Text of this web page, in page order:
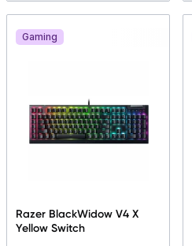
Gaming
Razer BlackWidow V4 X
Yellow Switch